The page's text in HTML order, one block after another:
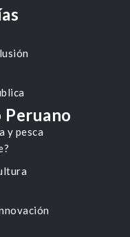
y pesca
Peruano